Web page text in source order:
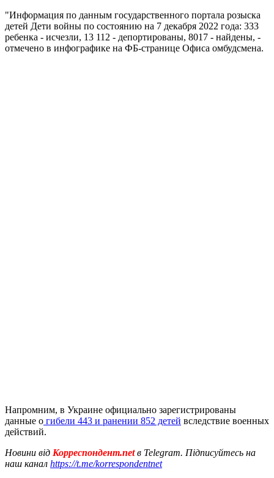
"Информация по данным государственного портала розыска
детей Дети войны по состоянию на 7 декабря 2022 года: 333
ребенка - исчезли, 13 112 - депортированы, 8017 - найдены, -
отмечено в инфографике на ФБ-странице Офиса омбудсмена.
Напромним, в Украине официально зарегистрированы
данные о гибели 443 и ранении 852 детей вследствие военных
действий.
Новини від Корреспондент.netв Telegram. Підписуйтесь на
наш канал https://t.me/korrespondentnet